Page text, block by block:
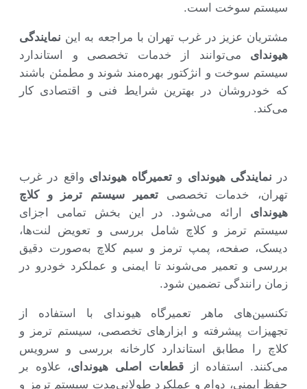
سیستم سوخت است.
مشتریان عزیز در غرب تهران با مراجعه به این نمایندگی
هیوندای می‌توانند از خدمات تخصصی و استاندارد
سیستم سوخت و انژکتور بهره‌مند شوند و مطمئن باشند
که خودروشان در بهترین شرایط فنی و اقتصادی کار
می‌کند.
در نمایندگی هیوندای و تعمیرگاه هیوندای واقع در غرب
تهران، خدمات تخصصیتعمیر سیستم ترمز و کلاچ
هیوندای ارائه می‌شود. در این بخش تمامی اجزای
سیستم ترمز و کلاچ شامل بررسی و تعویض لنت‌ها،
دیسک، صفحه، پمپ ترمز و سیم کلاچ به‌صورت دقیق
بررسی و تعمیر می‌شوند تا ایمنی و عملکرد خودرو در
زمان رانندگی تضمین شود.
تکنسین‌های ماهر تعمیرگاه هیوندای با استفاده از
تجهیزات پیشرفته و ابزارهای تخصصی، سیستم ترمز و
کلاچ را مطابق استاندارد کارخانه بررسی و سرویس
می‌کنند. استفاده ازقطعات اصلی هیوندای، علاوه بر
حفظ ایمنی، دوام و عملکرد طولانی‌مدت سیستم ترمز و